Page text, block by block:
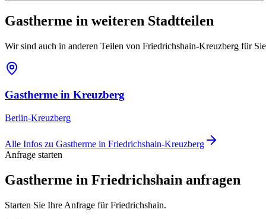
Gastherme in weiteren Stadtteilen
Wir sind auch in anderen Teilen von Friedrichshain-Kreuzberg für
Gastherme in Kreuzberg
Berlin-Kreuzberg
Alle Infos zu Gastherme in Friedrichshain-Kreuzberg
Anfrage starten
Gastherme in Friedrichshain anfragen
Starten Sie Ihre Anfrage für Friedrichshain.